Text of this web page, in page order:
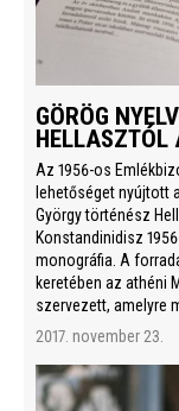
GÖRÖG
HELLASZTÓL
Az 1956-os
lehetőséget nyújtott
György történész
Konstandinidisz
monográfia. A
keretében az athéni
szervezett, amelyre
2017. november 23.